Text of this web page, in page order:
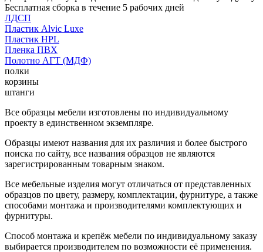
Бесплатная сборка в течение 5 рабочих дней
ЛДСП
Пластик Alvic Luxe
Пластик HPL
Пленка ПВХ
Полотно АГТ (МДФ)
полки
корзины
штанги
Все образцы мебели изготовлены по индивидуальному
проекту в единственном экземпляре.
Образцы имеют названия для их различия и более быстрого
поиска по сайту, все названия образцов не являются
зарегистрированным товарным знаком.
Все мебельные изделия могут отличаться от представленных
образцов по цвету, размеру, комплектации, фурнитуре, а также
способами монтажа и производителями комплектующих и
фурнитуры.
Способ монтажа и крепёж мебели по индивидуальному заказу
выбирается производителем по возможности её применения.